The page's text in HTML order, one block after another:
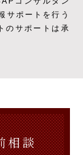
サポートを行う
のサポートは承
相談